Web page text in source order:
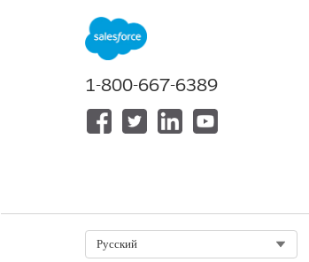
Для управления
Во вкладке
Щелкните
В диалоговом
1-800-667-6389
Русский